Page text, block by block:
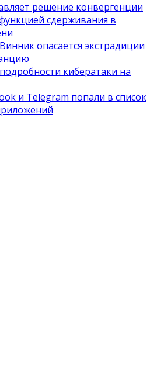
решение конвергенции
сдерживания в
опасается экстрадиции
кибератаки на
и Telegram попали в список